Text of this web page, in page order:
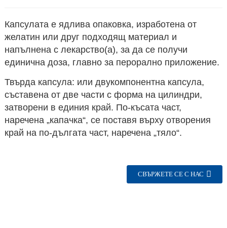
Капсулата е ядлива опаковка, изработена от
желатин или друг подходящ материал и
напълнена с лекарство(а), за да се получи
единична доза, главно за перорално приложение.
Твърда капсула: или двукомпонентна капсула,
съставена от две части с форма на цилиндри,
затворени в единия край. По-късата част,
наречена „капачка“, се поставя върху отворения
край на по-дългата част, наречена „тяло“.
СВЪРЖЕТЕ СЕ С НАС